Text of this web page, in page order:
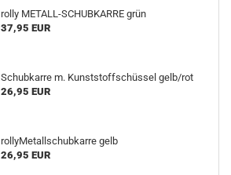
rolly METALL-SCHUBKARRE grün
37,95 EUR
Schubkarre m. Kunststoffschüssel gelb/rot
26,95 EUR
rollyMetallschubkarre gelb
26,95 EUR